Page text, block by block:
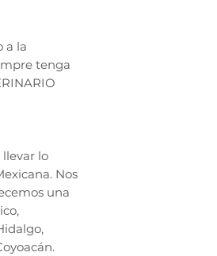
a la
tenga
llevar lo
Nos
una